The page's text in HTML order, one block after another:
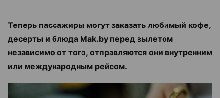
Теперь пассажиры могут заказать любимый кофе,
десерты и блюда Mak.by перед вылетом
независимо от того, отправляются они внутренним
или международным рейсом.